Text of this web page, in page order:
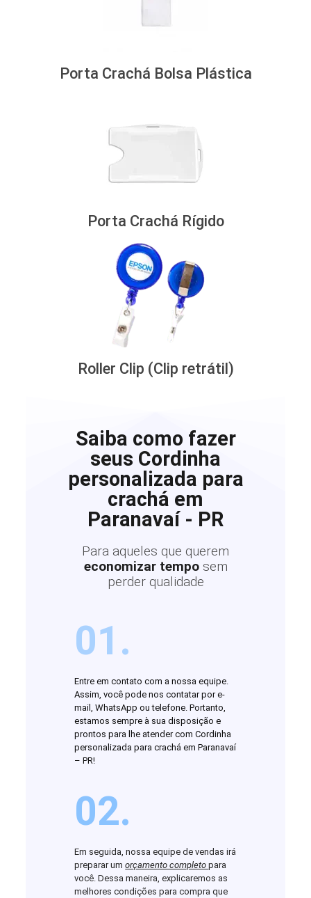
Porta Crachá Bolsa Plástica
Porta Crachá Rígido
Roller Clip (Clip retrátil)
Saiba como fazer
seus Cordinha
personalizada para
crachá em
Paranavaí - PR
Para aqueles que querem
economizar tempo sem
perder qualidade
01.
Entre em contato com a nossa equipe.
Assim, você pode nos contatar por e-
mail, WhatsApp ou telefone. Portanto,
estamos sempre à sua disposição e
prontos para lhe atender com Cordinha
personalizada para crachá em Paranavaí
– PR!
02.
Em seguida, nossa equipe de vendas irá
preparar umorçamento completopara
você. Dessa maneira, explicaremos as
melhores condições para compra que